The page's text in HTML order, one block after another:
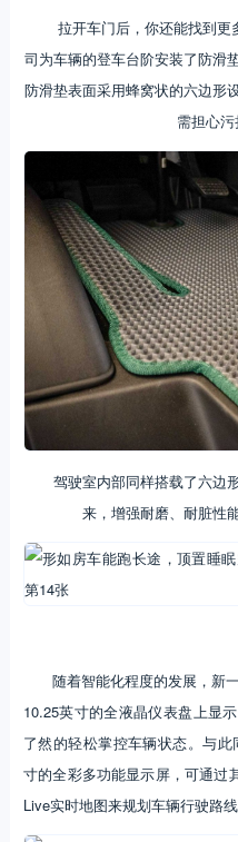
拉开车门后，你还能找到
司为车辆的登车台阶安装了防滑
防滑垫表面采用蜂窝状的六边形
需担心污
驾驶室内部同样搭载了六边
来，增强耐磨、耐脏性
随着智能化程度的发展，新
10.25英寸的全液晶仪表盘上显
了然的轻松掌控车辆状态。与
寸的全彩多功能显示屏，可通过
Live实时地图来规划车辆行驶路线